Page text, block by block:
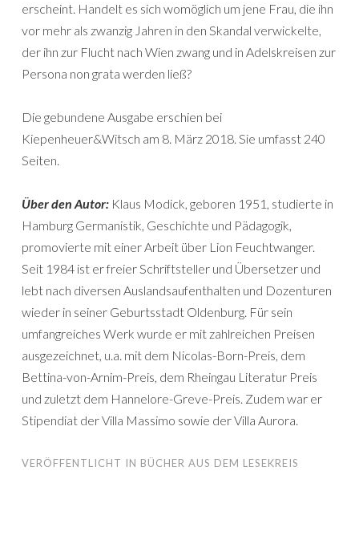
erscheint. Handelt es sich womöglich um jene Frau, die ihn
vor mehr als zwanzig Jahren in den Skandal verwickelte,
der ihn zur Flucht nach Wien zwang und in Adelskreisen zur
Persona non grata werden ließ?
Die gebundene Ausgabe erschien bei
Kiepenheuer&Witsch am 8. März 2018. Sie umfasst 240
Seiten.
Über den Autor: Klaus Modick, geboren 1951, studierte in
Hamburg Germanistik, Geschichte und Pädagogik,
promovierte mit einer Arbeit über Lion Feuchtwanger.
Seit 1984 ist er freier Schriftsteller und Übersetzer und
lebt nach diversen Auslandsaufenthalten und Dozenturen
wieder in seiner Geburtsstadt Oldenburg. Für sein
umfangreiches Werk wurde er mit zahlreichen Preisen
ausgezeichnet, u.a. mit dem Nicolas-Born-Preis, dem
Bettina-von-Arnim-Preis, dem Rheingau Literatur Preis
und zuletzt dem Hannelore-Greve-Preis. Zudem war er
Stipendiat der Villa Massimo sowie der Villa Aurora.
VERÖFFENTLICHT IN BÜCHER AUS DEM LESEKREIS